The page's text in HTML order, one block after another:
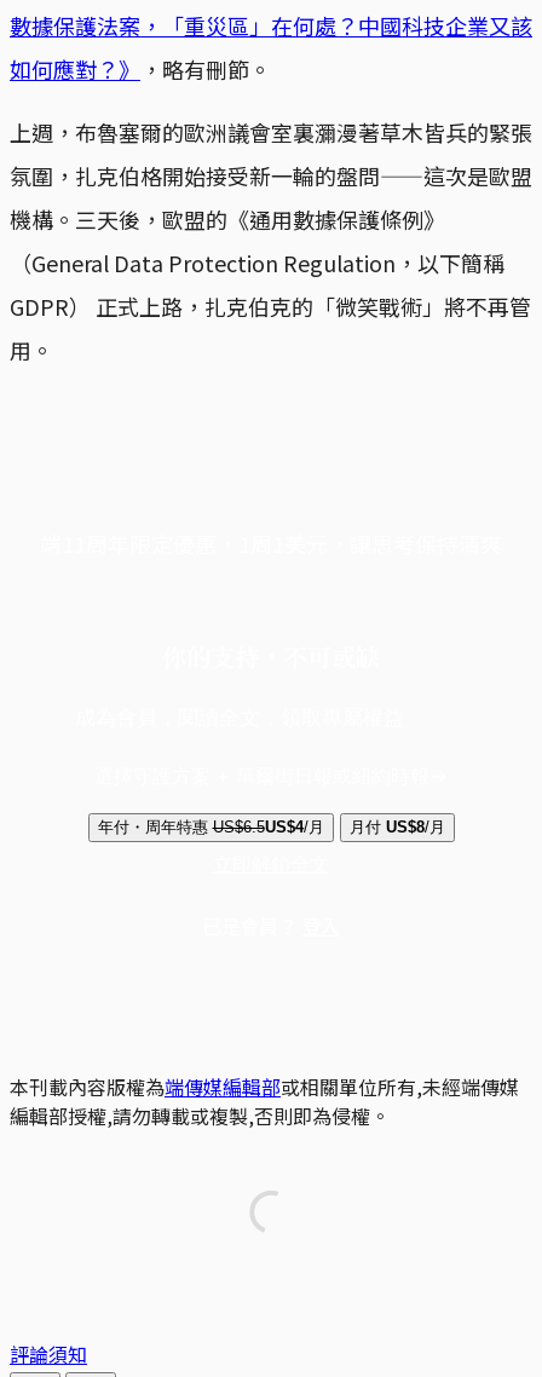
數據保護法案，「重災區」在何處？中國科技企業又該
如何應對？》
，略有刪節。
上週，布魯塞爾的歐洲議會室裏瀰漫著草木皆兵的緊張
氛圍，扎克伯格開始接受新一輪的盤問——這次是歐盟
機構。三天後，歐盟的《通用數據保護條例》
（General Data Protection Regulation，以下簡稱
GDPR） 正式上路，扎克伯克的「微笑戰術」將不再管
用。
年付・周年特惠 US$6.5US$4/月 月付 US$8/月
本刊載內容版權為端傳媒編輯部或相關單位所有,未經端傳媒
編輯部授權,請勿轉載或複製,否則即為侵權。
評論須知